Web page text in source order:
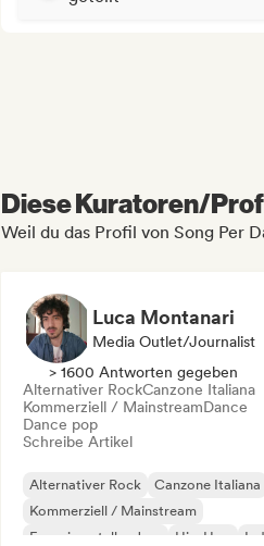
Diese Kuratoren/
Weil du das Profil von Song Per
Luca Montanari
Media Outlet/Journalist
> 1600 Antworten gegeben
Alternativer RockCanzone Italiana
Kommerziell / MainstreamDance
Dance pop
Schreibe Artikel
Alternativer Rock
Canzone Italiana
Kommerziell / Mainstream
Experimenteller Jazz
Hip-Hop